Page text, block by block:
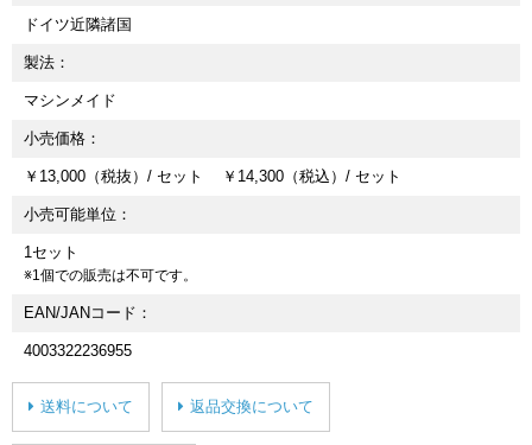
ドイツ近隣諸国
製法
マシンメイド
小売価格
￥13,000（税抜）/ セット ￥14,300（税込）/ セット
小売可能単位
1セット
※1個での販売は不可です。
EAN/JANコード
4003322236955
送料について 返品交換について